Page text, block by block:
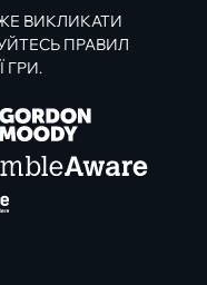
ВИКЛИКАТИ
ПРАВИЛ
ГРИ.